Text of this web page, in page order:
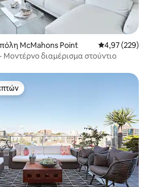
McMahons Point Μέση
4,97 (229)
διαμέρισμα στούντιο
επισκεπτών